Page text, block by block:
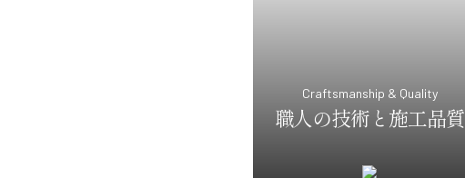
Craftsmanship & Quality
職人の技術と施工品質